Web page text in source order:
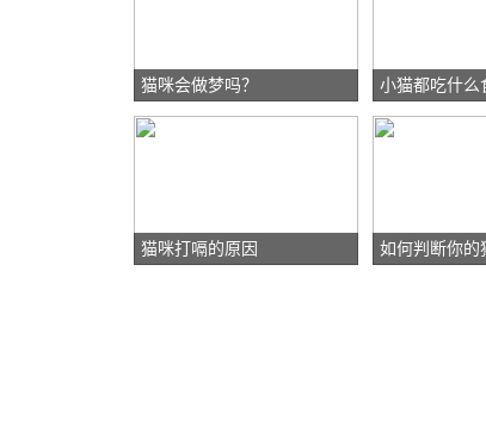
猫咪会做梦吗？ 小猫都吃什么
猫咪打嗝的原因